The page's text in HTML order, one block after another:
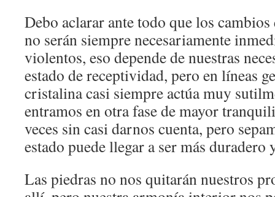
Debo aclarar ante todo que los
no serán siempre necesariamente
violentos, eso depende de nuestras
estado de receptividad, pero en líneas
cristalina casi siempre actúa muy
entramos en otra fase de mayor
veces sin casi darnos cuenta, pero
estado puede llegar a ser más duradero
Las piedras no nos quitarán nuestros